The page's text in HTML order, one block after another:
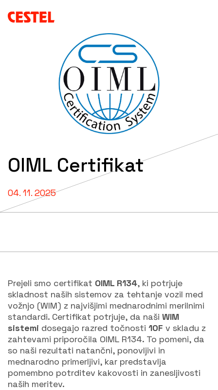
OIML Certifikat
04. 11. 2025
Prejeli smo certifikat OIML R134, ki potrjuje
skladnost naših sistemov za tehtanje vozil med
vožnjo (WIM) z najvišjimi mednarodnimi merilnimi
standardi. Certifikat potrjuje, da naši WIM
sistemi dosegajo razred točnosti 10F v skladu z
zahtevami priporočila OIML R134. To pomeni, da
so naši rezultati natančni, ponovljivi in
mednarodno primerljivi, kar predstavlja
pomembno potrditev kakovosti in zanesljivosti
naših meritev.